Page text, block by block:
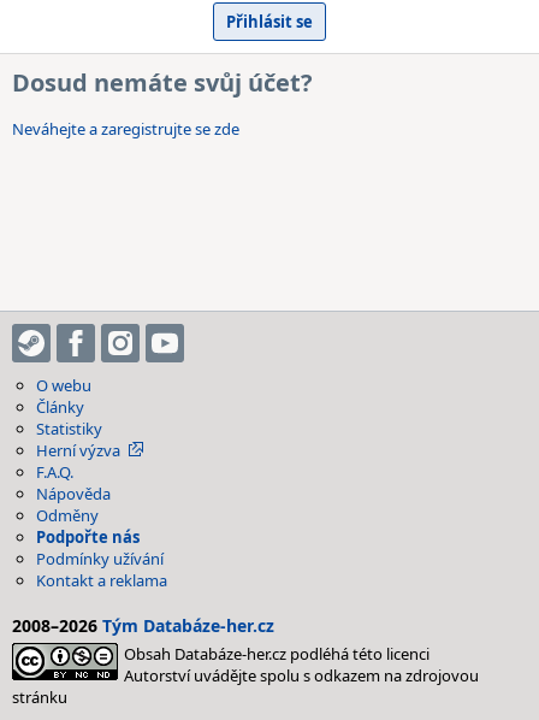
Dosud nemáte svůj účet?
Neváhejte a zaregistrujte se zde
O webu
Články
Statistiky
Herní výzva
F.A.Q.
Nápověda
Odměny
Podpořte nás
Podmínky užívání
Kontakt a reklama
2008–2026 Tým Databáze-her.cz
Obsah Databáze-her.cz podléhá této licenci
Autorství uvádějte spolu s odkazem na zdrojovou
stránku